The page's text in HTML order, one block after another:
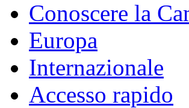
Conoscere la
Europa
Internazionale
Accesso rapido